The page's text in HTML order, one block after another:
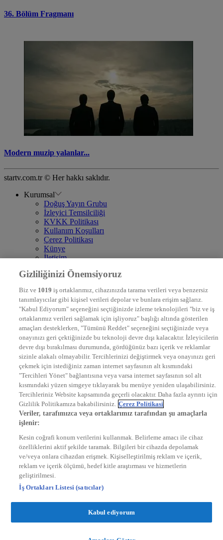
36. Bölüm Fragmanı
Modern muzip yalanlar...
startv.com.tr © Her hakkı saklıdır.
Kurumsal
Doğuş Yayın Grubu
İzleyici Temsilciliği
KVKK Politikası
Kullanım Koşulları
Çerez Politikası
Künye
İletişim
DYG Televizyonlar
STAR
EURO STAR
KRAL POP TV
DYG Radyolar
NTV RADYO
KRAL FM
KRAL POP
EKSEN
VOYAGE
DYG Dijital
ntv.com.tr
ntvspor.net
secim.ntv.com.tr
startv.com.tr
kralmuzik.com.tr
Gizliliğinizi Önemsiyoruz
Biz ve 1019 iş ortaklarımız, cihazınızda tarama verileri veya benzersiz
tanımlayıcılar gibi kişisel verileri depolar ve bunlara erişim sağlarız.
"Kabul Ediyorum" seçeneğini seçtiğinizde izleme teknolojileri "biz ve iş
ortaklarımız verileri sağlamak için işliyoruz" başlığı altında gösterilen
amaçları desteklerken, "Tümünü Reddet" seçeneğini seçtiğinizde veya
onayınızı geri çektiğinizde bu teknoloji devre dışı kalacaktır. İzleyicilerin
devre dışı bırakılması durumunda, gördüğünüz bazı içerik ve reklamlar
sizinle alakalı olmayabilir. Tercihlerinizi değiştirmek veya onayınızı geri
çekmek için istediğiniz zaman internet sayfasının alt kısmındaki
"Tercihleri Yönet" bağlantısına veya varsa internet sayfasının sol alt
kısmındaki yüzen simgeye tıklayarak bu menüye yeniden ulaşabilirsiniz.
Tercihleriniz Website kapsamında geçerli olacaktır. Daha fazla ayrıntı için
Gizlilik Politikamıza bakabilirsiniz. Çerez Politikasi
Veriler, tarafımızca veya ortaklarımız tarafından şu amaçlarla
işlenir:
Kesin coğrafi konum verilerini kullanmak. Belirleme amacı ile cihaz
özelliklerini aktif şekilde taramak. Bilgileri bir cihazda depolamak
ve/veya onlara cihazdan erişmek. Kişiselleştirilmiş reklam ve içerik,
reklam ve içerik ölçümü, hedef kitle araştırması ve hizmetlerin
geliştirilmesi.
İş Ortakları Listesi (satıcılar)
Kabul ediyorum